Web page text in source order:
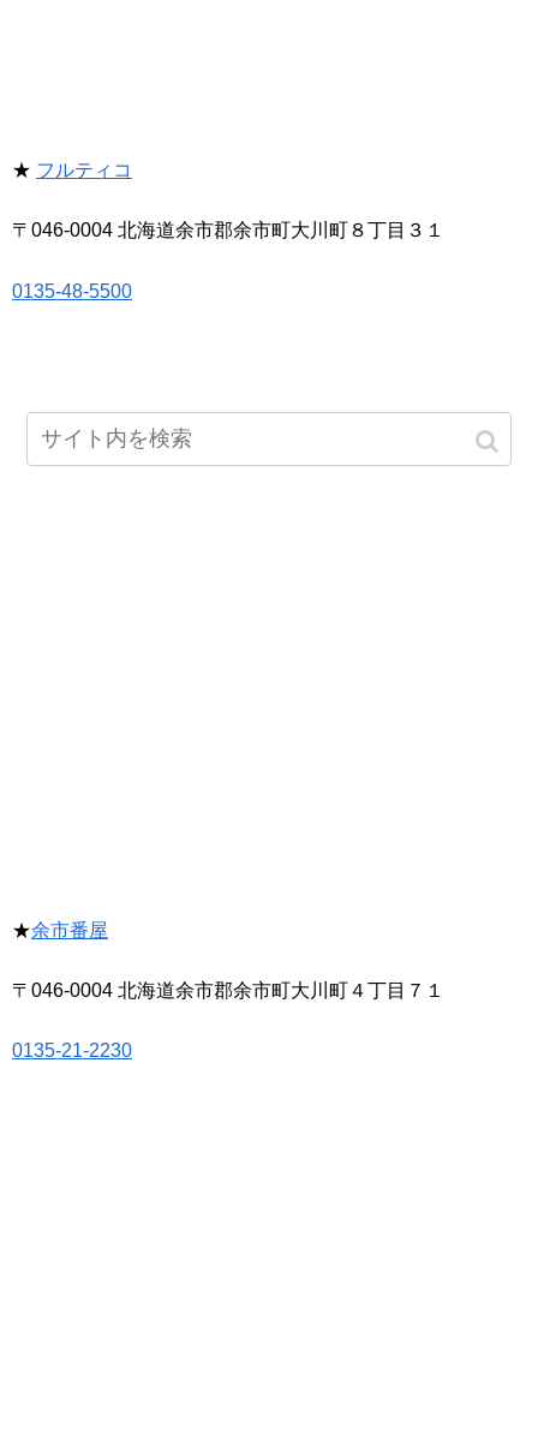
★ フルティコ
〒046-0004 北海道余市郡余市町大川町８丁目３１
0135-48-5500
★余市番屋
〒046-0004 北海道余市郡余市町大川町４丁目７１
0135-21-2230